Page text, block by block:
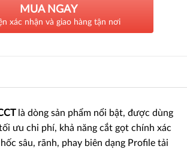
MUA NGAY
xác nhận và giao hàng tận nơi
là dòng sản phẩm nổi bật, được dùng
ưu chi phí, khả năng cắt gọt chính xác
sâu, rãnh, phay biên dạng Profile tải